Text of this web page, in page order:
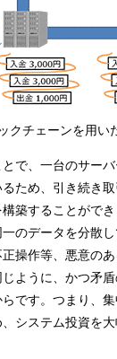
クチェーンを用い
で、一台のサー
ため、引き続き
築することがで
のデータを分散
操作等、悪意の
ように、かつ矛
です。つまり、
システム投資を